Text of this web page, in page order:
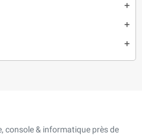
add
add
add
console & informatique près de